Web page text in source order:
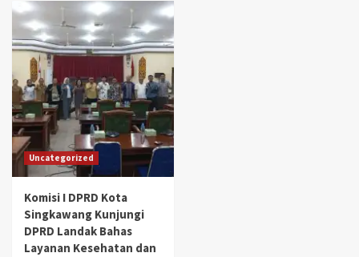
Uncategorized
Komisi I DPRD Kota
Singkawang Kunjungi
DPRD Landak Bahas
Layanan Kesehatan dan